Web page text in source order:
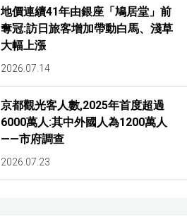
地價連續41年由銀座「鳩居堂」前
奪冠:訪日旅客增加帶動白馬、淺草
大幅上漲
2026.07.14
京都觀光客人數,2025年首度超過
6000萬人:其中外國人為1200萬人
——市府調查
2026.07.23